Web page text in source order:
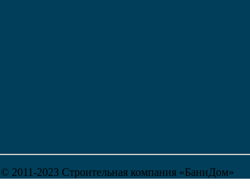
© 2011-2023 Строительная компания «БаниДом»